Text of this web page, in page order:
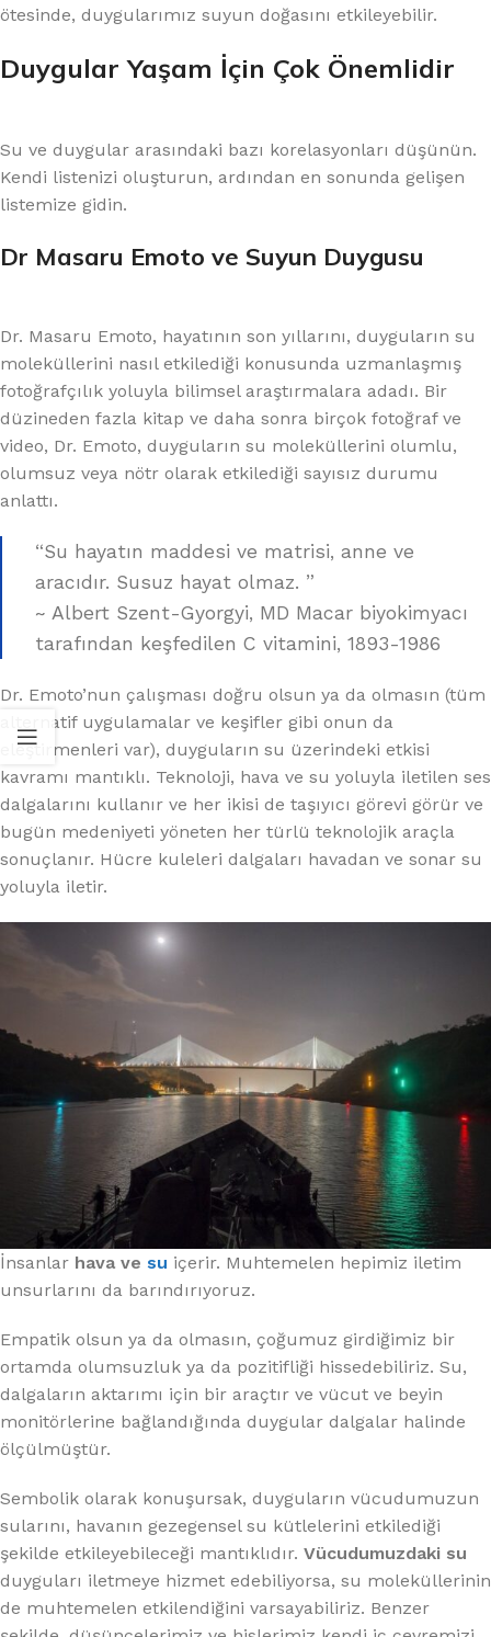
ötesinde, duygularımız suyun doğasını etkileyebilir.
Duygular Yaşam İçin Çok Önemlidir
Su ve duygular arasındaki bazı korelasyonları düşünün.
Kendi listenizi oluşturun, ardından en sonunda gelişen
listemize gidin.
Dr Masaru Emoto ve Suyun Duygusu
Dr. Masaru Emoto, hayatının son yıllarını, duyguların su
moleküllerini nasıl etkilediği konusunda uzmanlaşmış
fotoğrafçılık yoluyla bilimsel araştırmalara adadı. Bir
düzineden fazla kitap ve daha sonra birçok fotoğraf ve
video, Dr. Emoto, duyguların su moleküllerini olumlu,
olumsuz veya nötr olarak etkilediği sayısız durumu
anlattı.
“Su hayatın maddesi ve matrisi, anne ve
aracıdır. Susuz hayat olmaz. ”
~ Albert Szent-Gyorgyi, MD Macar biyokimyacı
tarafından keşfedilen C vitamini, 1893-1986
Dr. Emoto’nun çalışması doğru olsun ya da olmasın (tüm
alternatif uygulamalar ve keşifler gibi onun da
eleştirmenleri var), duyguların su üzerindeki etkisi
kavramı mantıklı. Teknoloji, hava ve su yoluyla iletilen ses
dalgalarını kullanır ve her ikisi de taşıyıcı görevi görür ve
bugün medeniyeti yöneten her türlü teknolojik araçla
sonuçlanır. Hücre kuleleri dalgaları havadan ve sonar su
yoluyla iletir.
İnsanlar hava ve su içerir. Muhtemelen hepimiz iletim
unsurlarını da barındırıyoruz.
Empatik olsun ya da olmasın, çoğumuz girdiğimiz bir
ortamda olumsuzluk ya da pozitifliği hissedebiliriz. Su,
dalgaların aktarımı için bir araçtır ve vücut ve beyin
monitörlerine bağlandığında duygular dalgalar halinde
ölçülmüştür.
Sembolik olarak konuşursak, duyguların vücudumuzun
sularını, havanın gezegensel su kütlelerini etkilediği
şekilde etkileyebileceği mantıklıdır. Vücudumuzdaki su
duyguları iletmeye hizmet edebiliyorsa, su moleküllerinin
de muhtemelen etkilendiğini varsayabiliriz. Benzer